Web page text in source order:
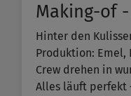
Making-of
Hinter den
Produktion: Emel,
Crew drehen in
Alles läuft perfekt